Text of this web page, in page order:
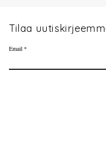
Tilaa
Email